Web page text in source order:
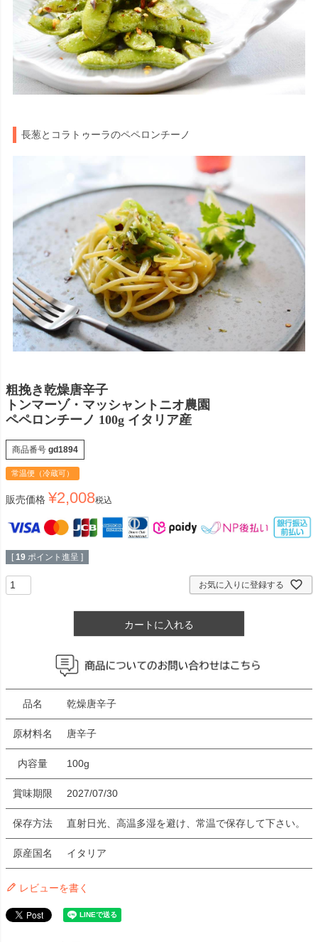
長葱とコラトゥーラのペペロンチーノ
粗挽き乾燥唐辛子
トンマーゾ・マッシャントニオ農園
ペペロンチーノ 100g イタリア産
商品番号 gd1894
常温便（冷蔵可）
販売価格 ¥2,008税込
[ 19 ポイント進呈 ]
お気に入りに登録する
カートに入れる
品名 乾燥唐辛子
原材料名 唐辛子
内容量 100g
賞味期限 2027/07/30
保存方法 直射日光、高温多湿を避け、常温で保存して下さい。
原産国名 イタリア
レビューを書く